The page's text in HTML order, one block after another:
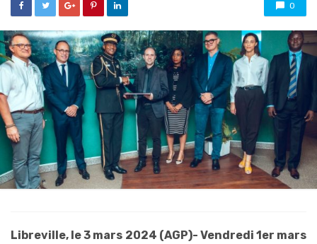
0
Libreville, le 3 mars 2024 (AGP)- Vendredi 1er mars